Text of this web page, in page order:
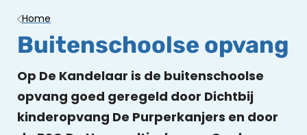
Home
Buitenschoolse opvang
Op De Kandelaar is de buitenschoolse
opvang goed geregeld door Dichtbij
kinderopvang De Purperkanjers en door